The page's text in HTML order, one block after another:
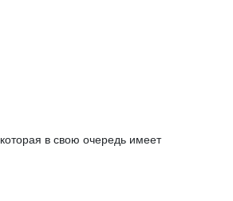
в свою очередь имеет